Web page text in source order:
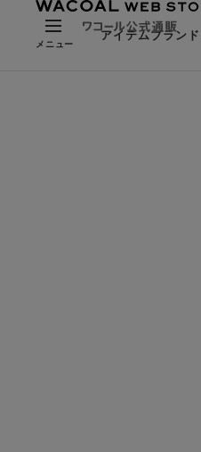
メニュー
アイテムブランド